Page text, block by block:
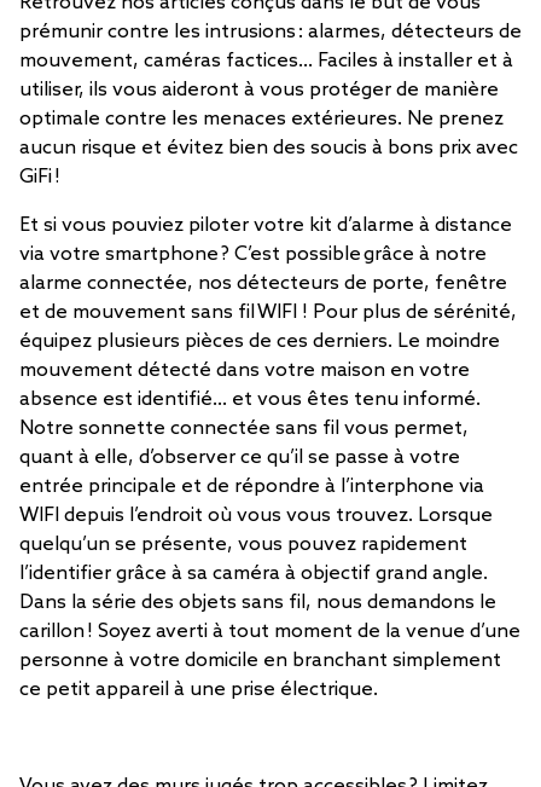
prémunir contre les intrusions : alarmes, détecteurs de
mouvement, caméras factices… Faciles à installer et à
utiliser, ils vous aideront à vous protéger de manière
optimale contre les menaces extérieures. Ne prenez
aucun risque et évitez bien des soucis à bons prix avec
GiFi !
Et si vous pouviez piloter votre kit d’alarme à distance
via votre smartphone ? C’est possible grâce à notre
alarme connectée, nos détecteurs de porte, fenêtre
et de mouvement sans fil WIFI ! Pour plus de sérénité,
équipez plusieurs pièces de ces derniers. Le moindre
mouvement détecté dans votre maison en votre
absence est identifié… et vous êtes tenu informé.
Notre sonnette connectée sans fil vous permet,
quant à elle, d’observer ce qu’il se passe à votre
entrée principale et de répondre à l’interphone via
WIFI depuis l’endroit où vous vous trouvez. Lorsque
quelqu’un se présente, vous pouvez rapidement
l’identifier grâce à sa caméra à objectif grand angle.
Dans la série des objets sans fil, nous demandons le
carillon ! Soyez averti à tout moment de la venue d’une
personne à votre domicile en branchant simplement
ce petit appareil à une prise électrique.